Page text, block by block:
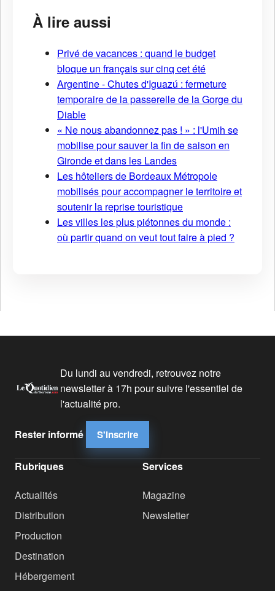
À lire aussi
Privé de vacances : quand le budget
bloque un français sur cinq cet été
Argentine - Chutes d'Iguazú : fermeture
temporaire de la passerelle de la Gorge du
Diable
« Ne nous abandonnez pas ! » : l'Umih se
mobilise pour sauver la fin de saison en
Gironde et dans les Landes
Les hôteliers de Bordeaux Métropole
mobilisés pour accompagner le territoire et
soutenir la reprise touristique
Les villes les plus piétonnes du monde :
où partir quand on veut tout faire à pied ?
Du lundi au vendredi, retrouvez notre
newsletter à 17h pour suivre l'essentiel de
l'actualité pro.
Rester informé S'inscrire
Rubriques
Actualités
Distribution
Production
Destination
Hébergement
Services
Magazine
Newsletter